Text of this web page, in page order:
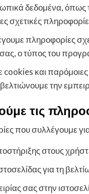
δεδομένα, όπως
σχετικές
πληροφορίες
ο τύπος του
και
την
τις
που συλλέγουμε
στους
για τη
σας στην